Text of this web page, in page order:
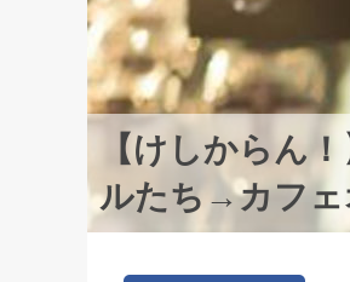
【けしからん
ルたち→カフェ